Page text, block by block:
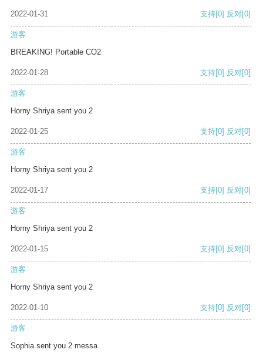
2022-01-31 支持[0] 反对[0]
游客
BREAKING! Portable CO2
2022-01-28 支持[0] 反对[0]
游客
Horny Shriya sent you 2
2022-01-25 支持[0] 反对[0]
游客
Horny Shriya sent you 2
2022-01-17 支持[0] 反对[0]
游客
Horny Shriya sent you 2
2022-01-15 支持[0] 反对[0]
游客
Horny Shriya sent you 2
2022-01-10 支持[0] 反对[0]
游客
Sophia sent you 2 messa